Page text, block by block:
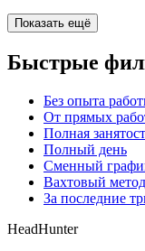
Показать ещё
Быстрые
Без опыта
От прямых
Полная
Полный день
Сменный
Вахтовый метод
За последние
HeadHunter